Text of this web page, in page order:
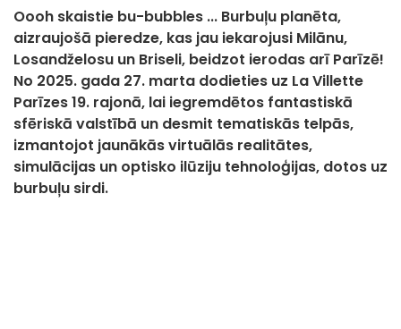
Oooh skaistie bu-bubbles ... Burbuļu planēta,
aizraujošā pieredze, kas jau iekarojusi Milānu,
Losandželosu un Briseli, beidzot ierodas arī Parīzē!
No 2025. gada 27. marta dodieties uz La Villette
Parīzes 19. rajonā, lai iegremdētos fantastiskā
sfēriskā valstībā un desmit tematiskās telpās,
izmantojot jaunākās virtuālās realitātes,
simulācijas un optisko ilūziju tehnoloģijas, dotos uz
burbuļu sirdi.